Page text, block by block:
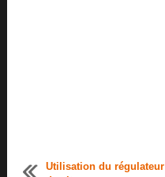
Utilisation du régulateur